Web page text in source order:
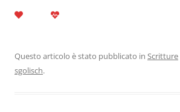
b
o
dI A a
Questo articolo è stato pubblicato in Scritture
sgolisch.